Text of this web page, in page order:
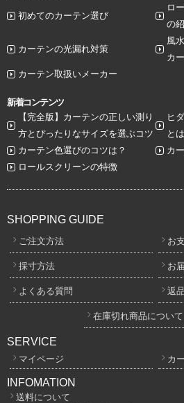
初めてのカーテン選び
ロ
の
カーテンの光漏れ対策
風
カ
カーテン取扱いメーカー
新着コンテンツ
【完全版】カーテンの正しい測り
方とぴったりなサイズを選ぶコツ
ヒ
とは
カーテン色選びのコツは？
カ
ロールスクリーンの特徴
SHOPPING GUIDE
ご注文方法 お
採寸方法 お
よくある質問 返
在庫切れ商品について
SERVICE
マイページ カ
INFOMATION
送料について